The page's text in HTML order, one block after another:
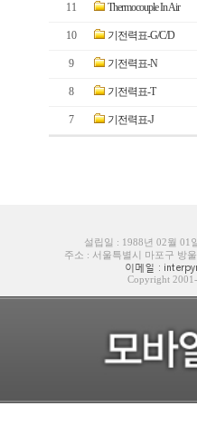
11 Thermocouple In Air
10 기전력표-G/C/D
9 기전력표-N
8 기전력표-T
7 기전력표-J
설립일 : 1988년 02월
주소 : 서울특별시 마포구 방
이메일 :
Copyright